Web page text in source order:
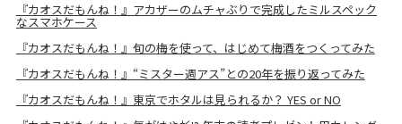
『カオスだもんね！』アカザーのムチャぶりで完成したミルスペック
なスマホケース
『カオスだもんね！』旬の梅を使って、はじめて梅酒をつくってみた
『カオスだもんね！』“ミスター週アス”との20年を振り返ってみた
『カオスだもんね！』東京でホタルは見られるか？ YES or NO